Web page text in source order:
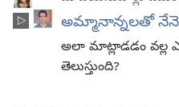
అమ్మానాన్నలతో
అలా మాట్లాడడం
తెలుస్తుంది?